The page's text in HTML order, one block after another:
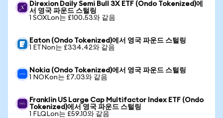
Direxion Daily Semi Bull 3X ETF (Ondo Tokenized)에
서 영국 파운드 스털링
1 SOXLon는 £100.53와 같음
Eaton (Ondo Tokenized)에서 영국 파운드 스털링
1 ETNon는 £334.42와 같음
Nokia (Ondo Tokenized)에서 영국 파운드 스털링
1 NOKon는 £7.03와 같음
Franklin US Large Cap Multifactor Index ETF (Ondo
Tokenized)에서 영국 파운드 스털링
1 FLQLon는 £59.10와 같음